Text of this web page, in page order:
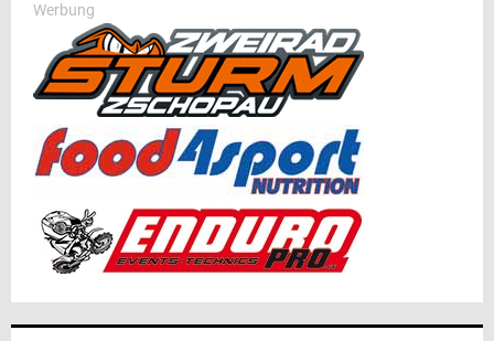
Werbung